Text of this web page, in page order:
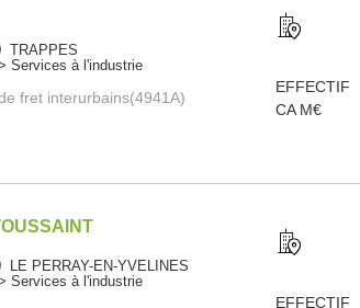
TRAPPES
Services à l'industrie
fret interurbains(4941A)
EFFECTIF
CA M€
LE PERRAY-EN-YVELINES
Services à l'industrie
EFFECTIF